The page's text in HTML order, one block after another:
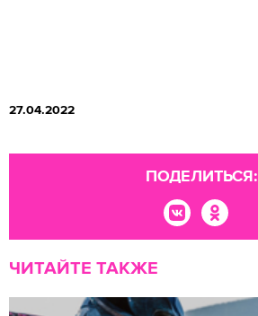
27.04.2022
ПОДЕЛИТЬСЯ:
ЧИТАЙТЕ ТАКЖЕ